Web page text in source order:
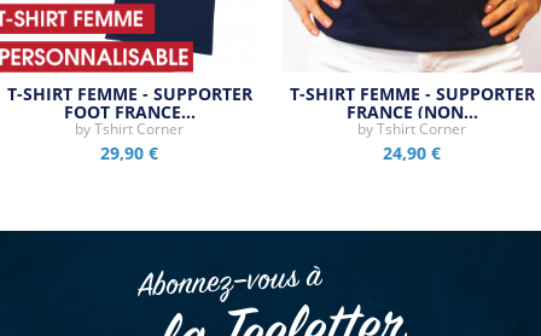
T-SHIRT FEMME - SUPPORTER
FOOT FRANCE…
byTshirt Corner
29,90 €
T-SHIRT FEMME - SUPPORTER
FRANCE (NON…
byTshirt Corner
24,90 €
Abonnez–vous à